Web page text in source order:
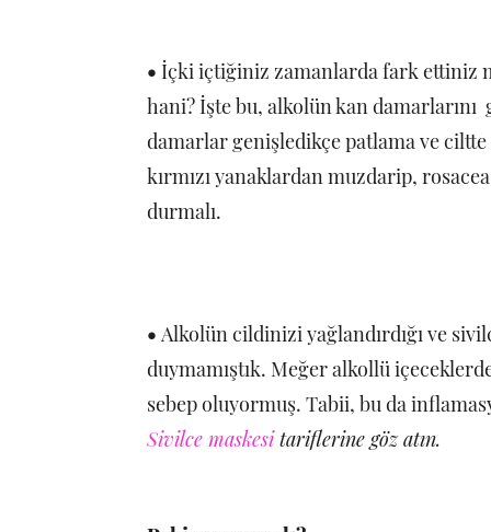
• İçki içtiğiniz zamanlarda fark ettiniz
hani? İşte bu, alkolün kan
damarlar genişledikçe patlama ve
kırmızı yanaklardan muzdarip,
durmalı.
• Alkolün cildinizi yağlandırdığı ve
duymamıştık. Meğer alkollü
sebep oluyormuş. Tabii, bu da
Sivilce maskesitariflerine göz atın.